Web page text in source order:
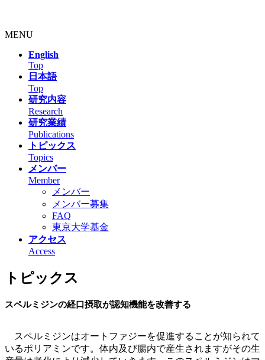
MENU
English
Top
日本語
Top
研究内容
Research
研究業績
Publications
トピックス
Topics
メンバー
Member
メンバー
メンバー募集
FAQ
東京大学基金
アクセス
Access
トピックス
スペルミジンの経口摂取が認知機能を改善する
スペルミジンはオートファジーを促進することが知られて
いるポリアミンです。体内及び腸内で産生されますがその生